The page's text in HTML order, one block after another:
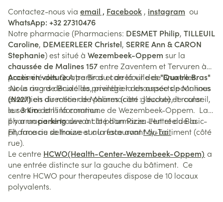
Contactez-nous via email , Facebook , instagram ou
WhatsApp: +32 27310476
Notre pharmacie (Pharmaciens: DESMET Philip, TILLEUIL
Caroline, DEMEERLEER Christel, SERRE Ann & CARON
Stephanie) est situé à Wezembeek-Oppem sur la
chaussée de Malines 157entre Zaventem et Tervuren à
proximité des Quatre Bras et de la ville de Bruxelles.
Nous avons décidé de privilégier des aspects pour nous
essentiels du métier de pharmacien : l’écoute, le conseil,
le service et l’information.
Accès en voiture:A partir du carrefour des"Quatre Bras"
sur le ring de Bruxelles, prendre la chaussée de Malines
(N227)en direction de Malines (côté gauche) et rouler
sur3 Kmdans la commune de Wezembeek-Oppem. La
pharmacie se trouve à côté d'un Pizza-Hut et du Basic-
Fit, face au delhaize et au restaurantMy-Tai.
Il y a unparkingdevant la pharmacie. L'entrée de la
pharmacie se trouve sur la face avant du batiment (côté
rue).
Le centre HCWO(Health-Center-Wezembeek-Oppem) a
une entrée distincte sur la gauche du bâtiment. Ce
centre HCWO pour therapeutes dispose de 10 locaux
polyvalents.